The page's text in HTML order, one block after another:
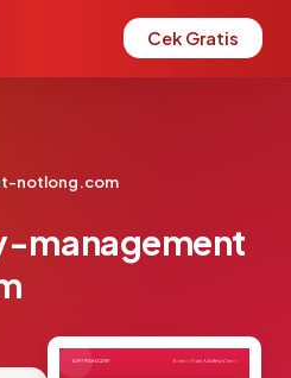
Cek Gratis
notlong.com
management